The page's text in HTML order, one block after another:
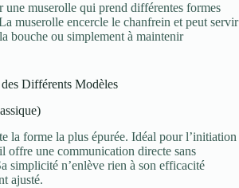
une muserolle qui prend différentes formes
muserolle encercle le chanfrein et peut servir
bouche ou simplement à maintenir
Différents Modèles
la forme la plus épurée. Idéal pour l’initiation
offre une communication directe sans
simplicité n’enlève rien à son efficacité
ajusté.